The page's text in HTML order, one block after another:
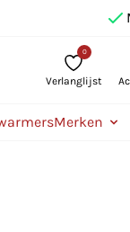
0
Verlanglijst
Merken